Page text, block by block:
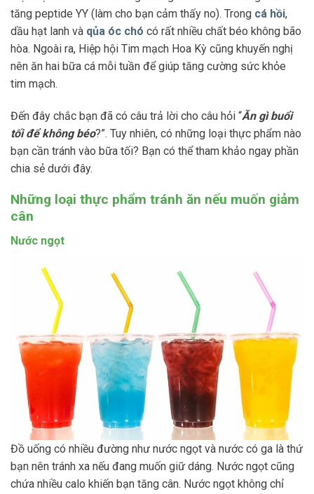
tăng peptide YY (làm cho bạn cảm thấy no). Trong cá hồi,
dầu hạt lanh và qủa óc chó có rất nhiều chất béo không bão
hòa. Ngoài ra, Hiệp hội Tim mạch Hoa Kỳ cũng khuyến nghị
nên ăn hai bữa cá mỗi tuần để giúp tăng cường sức khỏe
tim mạch.
Đến đây chắc bạn đã có câu trả lời cho câu hỏi “Ăn gì buổi
tối để không béo?”. Tuy nhiên, có những loại thực phẩm nào
bạn cần tránh vào bữa tối? Bạn có thể tham khảo ngay phần
chia sẻ dưới đây.
Những loại thực phẩm tránh ăn nếu muốn giảm
cân
Nước ngọt
Đồ uống có nhiều đường như nước ngọt và nước có ga là thứ
bạn nên tránh xa nếu đang muốn giữ dáng. Nước ngọt cũng
chứa nhiều calo khiến bạn tăng cân. Nước ngọt không chỉ